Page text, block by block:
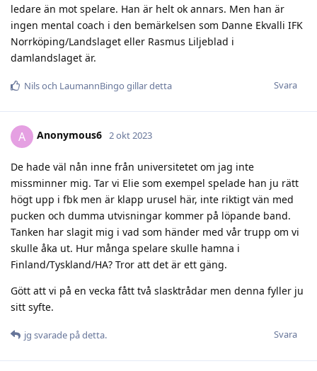
ledare än mot spelare. Han är helt ok annars. Men han är
ingen mental coach i den bemärkelsen som Danne Ekvalli IFK
Norrköping/Landslaget eller Rasmus Liljeblad i
damlandslaget är.
Svara
Nilsoch LaumannBingo gillar detta
A Anonymous6 2 okt 2023
De hade väl nån inne från universitetet om jag inte
missminner mig. Tar vi Elie som exempel spelade han ju rätt
högt upp i fbk men är klapp urusel här, inte riktigt vän med
pucken och dumma utvisningar kommer på löpande band.
Tanken har slagit mig i vad som händer med vår trupp om vi
skulle åka ut. Hur många spelare skulle hamna i
Finland/Tyskland/HA? Tror att det är ett gäng.
Gött att vi på en vecka fått två slasktrådar men denna fyller ju
sitt syfte.
Svara
jg svarade på detta.